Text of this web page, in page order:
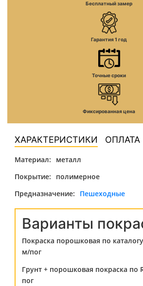
Бесплатный замер
Гарантия 1 год
Точные сроки
Фиксированная цена
ХАРАКТЕРИСТИКИ ОПЛАТА
Материал:
металл
Покрытие:
полимерное
Предназначение:
Пешеходные
Варианты
Покраска порошковая по
м/пог
Грунт + порошковая покраска по
пог